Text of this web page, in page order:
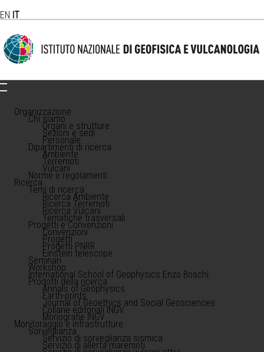
EN IT
Organizzazione
Chi siamo
Organi e strutture
Sezioni e sedi
Personale
Dipartimenti di ricerca
Ambiente
Terremoti
Vulcani
Norme e regolamenti
Ricerca
Temi di ricerca
Ricerca Ambiente
Ricerca Terremoti
Ricerca Vulcani
Tematiche trasversali
Progetti e Convenzioni
Convenzioni
Progetti
Progetti PNRR
Einstein telescope
Seminari
Workshop
International School of Geophysics Enzo Boschi
Prodotti della ricerca
Annals of Geophysics
Earth-prints
Journal of Geoethics and Social Geosciences
Collane editoriali INGV
Monografie INGV
Monitoraggio e infrastrutture
Sorveglianza
Servizio di sorveglianza sismica
Servizio di allerta maremoti